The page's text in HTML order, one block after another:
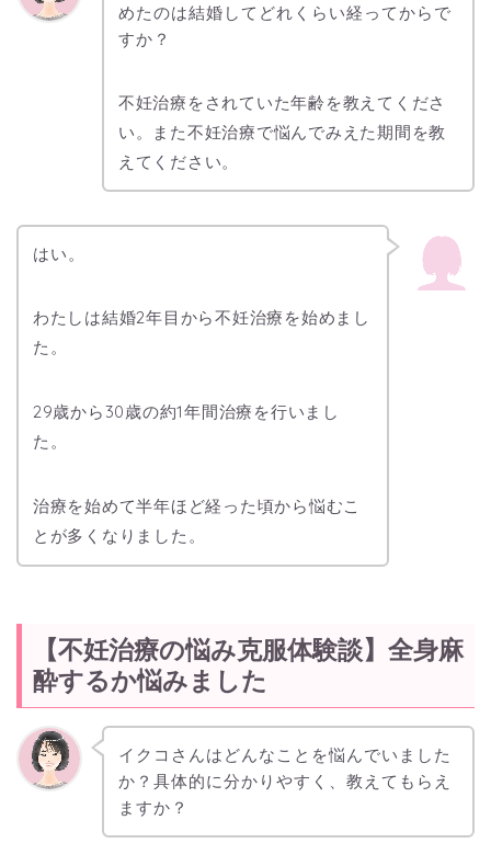
めたのは結婚してどれくらい経ってからで
すか？
不妊治療をされていた年齢を教えてくださ
い。また不妊治療で悩んでみえた期間を教
えてください。
はい。
わたしは結婚2年目から不妊治療を始めまし
た。
29歳から30歳の約1年間治療を行いまし
た。
治療を始めて半年ほど経った頃から悩むこ
とが多くなりました。
【不妊治療の悩み克服体験談】全身麻
酔するか悩みました
イクコさんは どんなことを悩んでいました
か？具体的に分かりやすく、教えてもらえ
ますか？